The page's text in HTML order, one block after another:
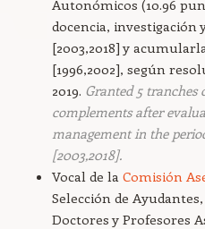
Autonómicos (10.96
docencia, investigación
[2003,2018] y
[1996,2002], según
2019. Granted 5 tranches
complements after
management in the
[2003,2018].
Vocal de la Comisión
Selección de
Doctores y Profesores